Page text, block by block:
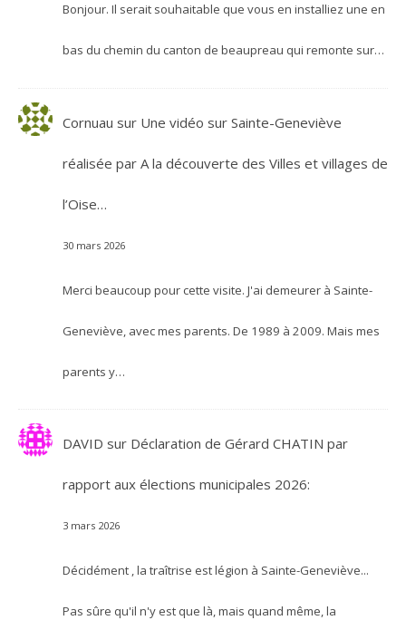
Bonjour. Il serait souhaitable que vous en installiez une en
bas du chemin du canton de beaupreau qui remonte sur…
Cornuau sur Une vidéo sur Sainte-Geneviève
réalisée par A la découverte des Villes et villages de
l’Oise…
30 mars 2026
Merci beaucoup pour cette visite. J'ai demeurer à Sainte-
Geneviève, avec mes parents. De 1989 à 2009. Mais mes
parents y…
DAVID sur Déclaration de Gérard CHATIN par
rapport aux élections municipales 2026:
3 mars 2026
Décidément , la traîtrise est légion à Sainte-Geneviève...
Pas sûre qu'il n'y est que là, mais quand même, la